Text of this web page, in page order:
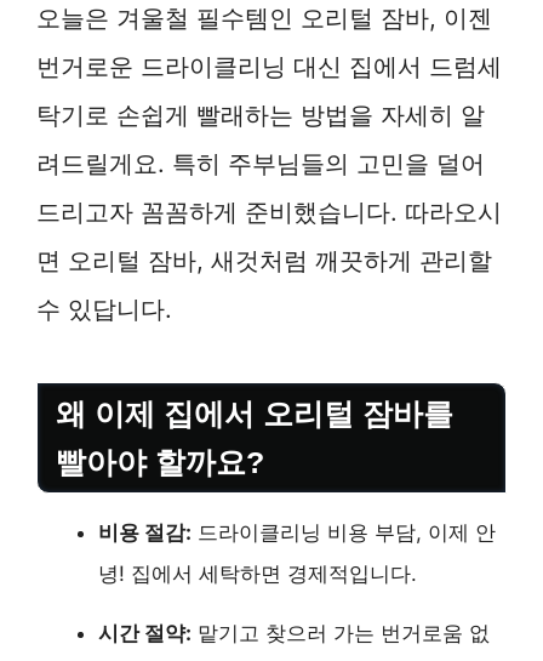
오늘은 겨울철 필수템인 오리털 잠바, 이젠
번거로운 드라이클리닝 대신 집에서 드럼세
탁기로 손쉽게 빨래하는 방법을 자세히 알
려드릴게요. 특히 주부님들의 고민을 덜어
드리고자 꼼꼼하게 준비했습니다. 따라오시
면 오리털 잠바, 새것처럼 깨끗하게 관리할
수 있답니다.
왜 이제 집에서 오리털 잠바를
빨아야 할까요?
비용 절감: 드라이클리닝 비용 부담, 이제 안
녕! 집에서 세탁하면 경제적입니다.
시간 절약: 맡기고 찾으러 가는 번거로움 없